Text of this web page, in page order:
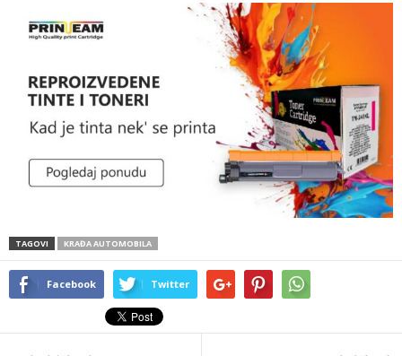
TAGOVI KRAĐA AUTOMOBILA
Facebook Twitter